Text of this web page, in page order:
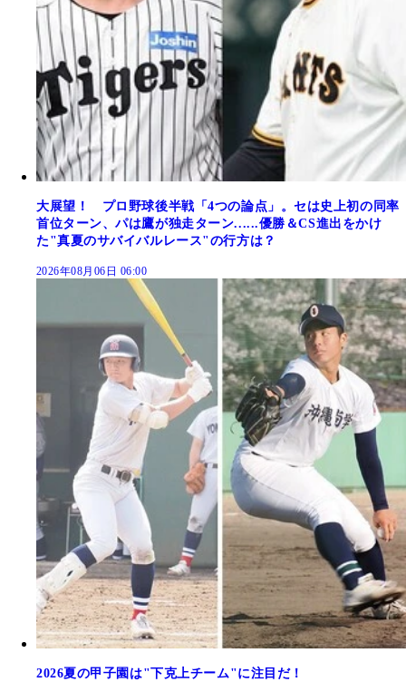
大展望！ プロ野球後半戦「4つの論点」。セは史上初の同率
首位ターン、パは鷹が独走ターン......優勝＆CS進出をかけ
た"真夏のサバイバルレース"の行方は？
2026年08月06日 06:00
2026夏の甲子園は"下克上チーム"に注目だ！